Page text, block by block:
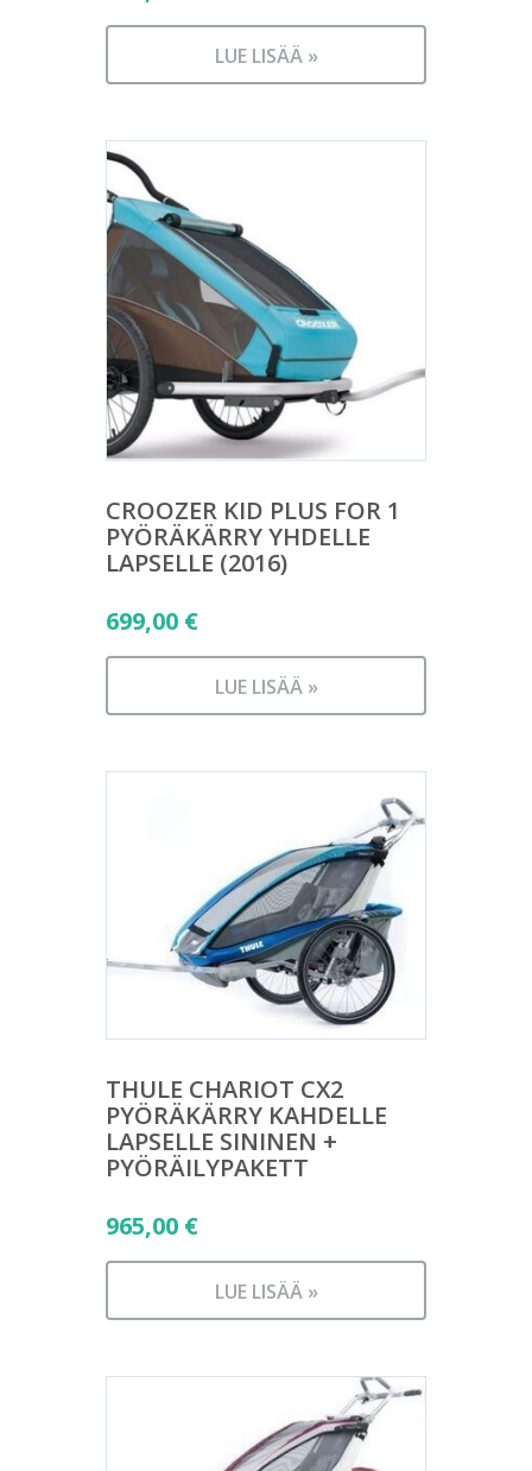
LUE LISÄÄ »
CROOZER KID PLUS FOR 1
PYÖRÄKÄRRY YHDELLE
LAPSELLE (2016)
699,00 €
LUE LISÄÄ »
THULE CHARIOT CX2
PYÖRÄKÄRRY KAHDELLE
LAPSELLE SININEN +
PYÖRÄILYPAKETT
965,00 €
LUE LISÄÄ »